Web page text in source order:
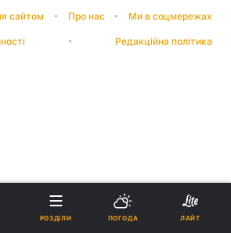
сайтом Про нас Ми в соцмережах
Редакційна політика
РОЗДІЛИ ПОГОДА ЛАЙТ